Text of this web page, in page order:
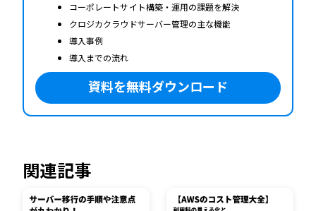
コーポレートサイト構築・運用の課題を解決
クロジカクラウドサーバー管理の主な機能
導入事例
導入までの流れ
資料を無料ダウンロード
関連記事